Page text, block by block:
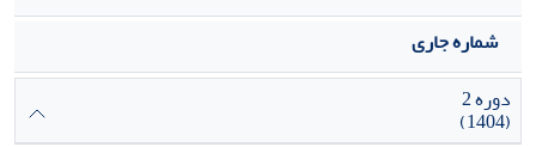
شماره جاری
دوره 2
(1404)